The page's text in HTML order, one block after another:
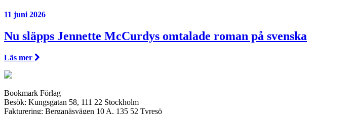
11 juni 2026
Nu släpps Jennette McCurdys omtalade roman på svenska
Läs mer
Bookmark Förlag
Besök: Kungsgatan 58, 111 22 Stockholm
Fakturering: Berganäsvägen 10 A, 135 52 Tyresö